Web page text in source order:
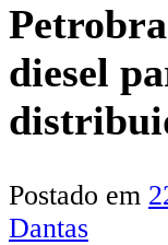
diesel
Postado em
Dantas